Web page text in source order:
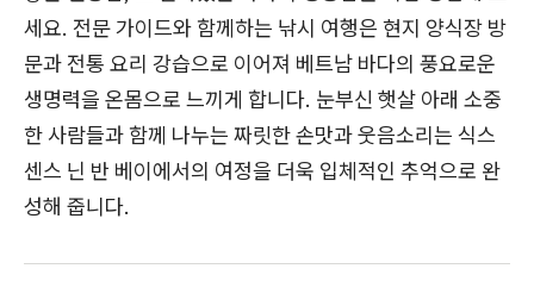
세요. 전문 가이드와 함께하는 낚시 여행은 현지 양식장 방
문과 전통 요리 강습으로 이어져 베트남 바다의 풍요로운
생명력을 온몸으로 느끼게 합니다. 눈부신 햇살 아래 소중
한 사람들과 함께 나누는 짜릿한 손맛과 웃음소리는 식스
센스 닌 반 베이에서의 여정을 더욱 입체적인 추억으로 완
성해 줍니다.